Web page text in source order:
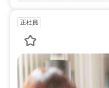
正社員